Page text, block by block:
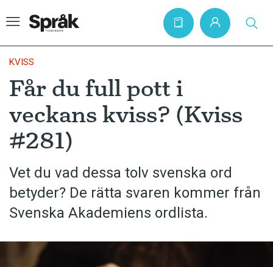
Hem
Artiklar
Krönikor
Språkfrågor
Skrivtips
Bokrecensioner
Podden
KVISS
Får du full pott i
veckans kviss? (Kviss
#281)
Vet du vad dessa tolv svenska ord
betyder? De rätta svaren kommer från
Svenska Akademiens ordlista.